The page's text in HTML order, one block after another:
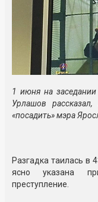
1 июня на заседании
Урлашов
«посадить» мэра
Разгадка таилась в
ясно указана
преступление.